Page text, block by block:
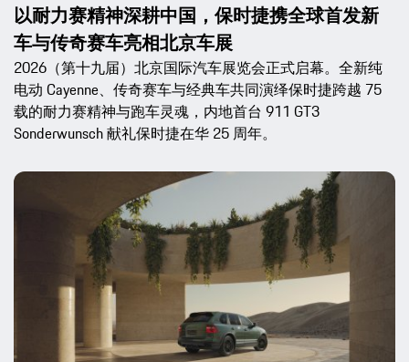
以耐力赛精神深耕中国，保时捷携全球首发新
车与传奇赛车亮相北京车展
2026（第十九届）北京国际汽车展览会正式启幕。全新纯
电动 Cayenne、传奇赛车与经典车共同演绎保时捷跨越 75
载的耐力赛精神与跑车灵魂，内地首台 911 GT3
Sonderwunsch 献礼保时捷在华 25 周年。